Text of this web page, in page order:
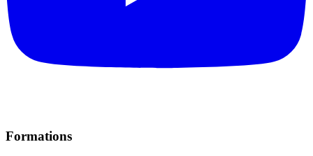
Formations